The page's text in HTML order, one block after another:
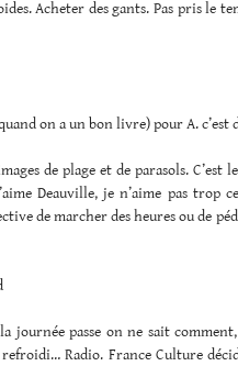
Acheter des gants. Pas pris le
on a un bon livre) pour A. c’est
de plage et de parasols. C’est
Deauville, je n’aime pas trop
de marcher des heures ou de
journée passe on ne sait
Radio. France Culture